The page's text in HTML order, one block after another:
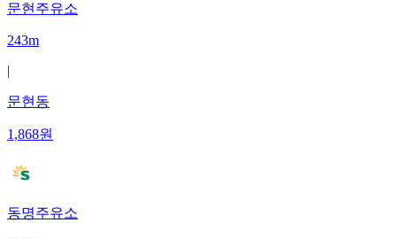
문현주유소
243m
|
문현동
1,868원
동명주유소